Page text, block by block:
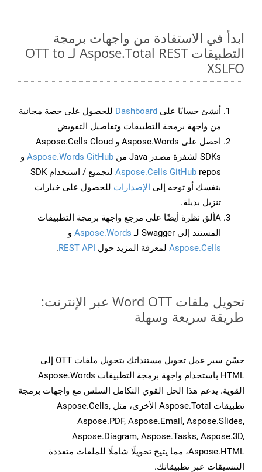
ابدأ في الاستفادة من واجهات برمجة
التطبيقات Aspose.Total REST لـ OTT to
XSLFO
أنشئ حسابًا على Dashboard للحصول على حصة مجانية
من واجهة برمجة التطبيقات وتفاصيل التفويض
احصل على Aspose.Words و Aspose.Cells Cloud
SDKs لشفرة مصدر Java من
Aspose.Words GitHub و
Aspose.Cells GitHub
repos لتجميع / استخدام SDK
بنفسك أو توجه إلى الإصدارات للحصول على خيارات
تنزيل بديلة.
Aألق نظرة أيضًا على مرجع واجهة برمجة التطبيقات
المستند إلى Swagger لـ
Aspose.Words و
Aspose.Cells لمعرفة المزيد حول REST API
.
تحويل ملفات Word OTT عبر الإنترنت:
طريقة سريعة وسهلة
حسّن سير عمل تحويل مستنداتك بتحويل ملفات OTT إلى
HTML باستخدام واجهة برمجة التطبيقات Aspose.Words
القوية. يدعم هذا الحل القوي التكامل السلس مع واجهات برمجة
تطبيقات Aspose.Total الأخرى، مثل Aspose.Cells,
Aspose.PDF, Aspose.Email, Aspose.Slides,
Aspose.Diagram, Aspose.Tasks, Aspose.3D,
Aspose.HTML، مما يتيح تحويلًا شاملًا للملفات متعددة
التنسيقات عبر تطبيقاتك.